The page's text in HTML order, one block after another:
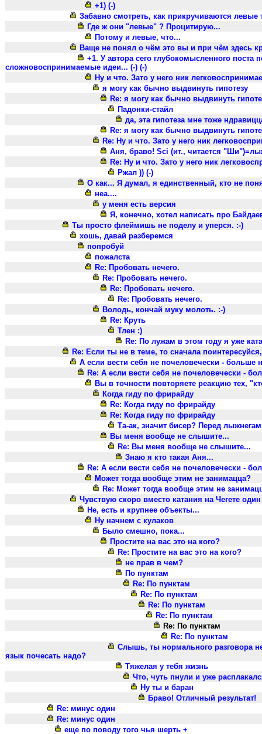
+1) (-)
Забавно смотреть, как прикручиваются левые
Где ж они "левые" ? Процитирую...
Потому и левые, что...
Ваще не понял о чём это вы и при чём здесь
+1. У автора сего глубокомысленного поста
сложновоспринимаемые идеи... (-) (-)
Ну и что. Зато у него ник
я могу как бычно выдвинуть гипотезу
Re: я могу как бычно выдвинуть
Падонки-стайл
да, эта гипотеза мне тоже
Re: я могу как бычно выдвинуть
Re: Ну и что. Зато у него ник
Аня, браво! Sci (ит., читается
Re: Ну и что. Зато у него ник
Ржал )) (-)
О как... Я думал, я единственный, кто не
неа....
у меня есть версия
Я, конечно, хотел написать про
Ты просто флеймишь не поделу и уперся. :-)
хошь, давай разберемся
попробуй
пожалста
Re: Пробовать нечего.
Re: Пробовать нечего.
Re: Пробовать нечего.
Re: Пробовать нечего.
Володь, кончай муку молоть. :-)
Re: Круть
Тлен :)
Re: По лужам в этом году я уже
Re: Если ты не в теме, то сначала
А если вести себя не почеловечески - больше
Re: А если вести себя не почеловечески -
Вы в точности повторяете реакцию тех,
Когда гиду по фрирайду
Re: Когда гиду по фрирайду
Re: Когда гиду по фрирайду
Та-ак, значит бисер? Перед
Вы меня вообще не слышите...
Re: Вы меня вообще не слышите...
Знаю я кто такая Аня...
Re: А если вести себя не почеловечески -
Может тогда вообще этим не занимацца?
Re: Может тогда вообще этим не
Чувствую скоро вместо катания на Чегете
Не, есть и крупнее объекты...
Ну начнем с кулаков
Было смешно, пока...
Простите на вас это на кого?
Re: Простите на вас это на кого?
не прав в чем?
По пунктам
Re: По пунктам
Re: По пунктам
Re: По пунктам
Re: По пунктам
Re: По пунктам
Re: По пунктам
Слышь, ты нормального разговора
язык почесать надо?
Тяжелая у тебя жизнь
Что, чуть пнули и уже
Ну ты и баран
Браво! Отличный результат!
Re: минус один
Re: минус один
еще по поводу того чья шерть +